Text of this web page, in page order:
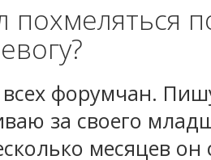
похмеляться
форумчан.
за своего
месяцев он